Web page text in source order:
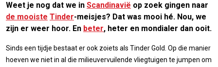
Weet je nog dat we in Scandinavië op zoek gingen naar
de mooiste Tinder-meisjes? Dat was mooi hé. Nou, we
zijn er weer hoor. En beter, heter en mondialer dan ooit.
Sinds een tijdje bestaat er ook zoiets als Tinder Gold. Op die manier
hoeven we niet in al die milieuvervuilende vliegtuigen te jumpen om